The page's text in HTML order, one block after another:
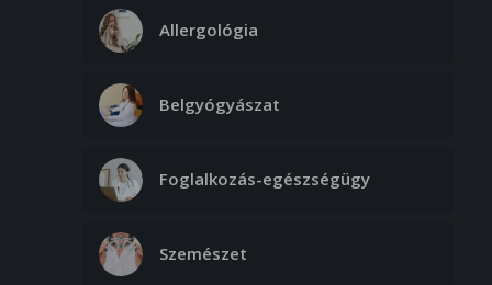
Allergológia
Belgyógyászat
Foglalkozás-egészségügy
Szemészet